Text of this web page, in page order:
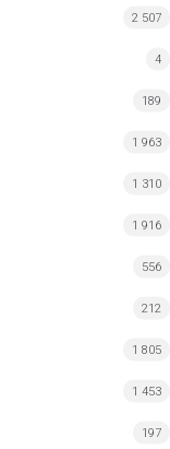
2 507
4
189
1 963
1 310
1 916
556
212
1 805
1 453
197